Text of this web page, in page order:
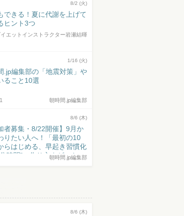
8/2 (火)
できる！夏に代謝を上げて
ヒント3つ
イエットインストラクター岩瀬結暉
1/16 (火)
.jp編集部の「地震対策」や
ること10選
朝時間.jp編集部
8/6 (木)
者募集・8/22開催】9月か
りたい人へ！「最初の10
らはじめる、早起き習慣化
時間”の作り方｜ゲスト：
朝時間.jp編集部
8/6 (木)